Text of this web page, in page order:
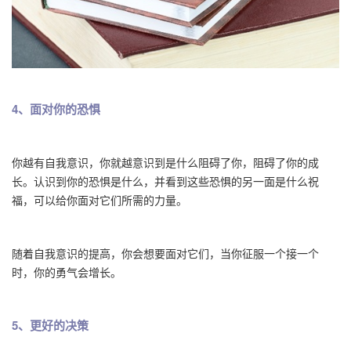
4、面对你的恐惧
你越有自我意识，你就越意识到是什么阻碍了你，阻碍了你的成
长。认识到你的恐惧是什么，并看到这些恐惧的另一面是什么祝
福，可以给你面对它们所需的力量。
随着自我意识的提高，你会想要面对它们，当你征服一个接一个
时，你的勇气会增长。
5、更好的决策